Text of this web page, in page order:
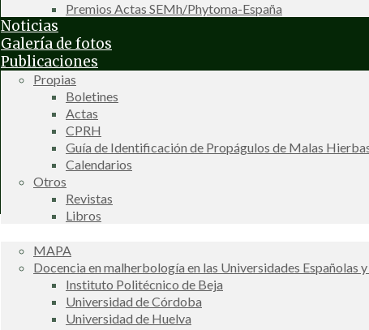
Premios Actas SEMh/Phytoma-España
Noticias
Galería de fotos
Publicaciones
Propias
Boletines
Actas
CPRH
Guía de Identificación de Propágulos de Malas
Calendarios
Otros
Revistas
Libros
MAPA
Docencia en malherbología en las Universidades Españolas
Instituto Politécnico de Beja
Universidad de Córdoba
Universidad de Huelva